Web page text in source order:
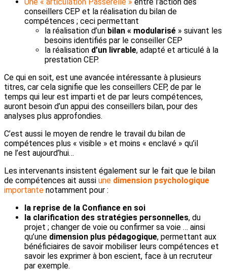
conseillers CEP et la réalisation du bilan de
compétences ; ceci permettant
la réalisation d’un bilan « modularisé » suivant les
besoins identifiés par le conseiller CEP
la réalisation d’un livrable, adapté et articulé à la
prestation CEP.
Ce qui en soit, est une avancée intéressante à plusieurs
titres, car cela signifie que les conseillers CEP, de par le
temps qui leur est imparti et de par leurs compétences,
auront besoin d’un appui des conseillers bilan, pour des
analyses plus approfondies.
C’est aussi le moyen de rendre le travail du bilan de
compétences plus « visible » et moins « enclavé » qu’il
ne l’est aujourd’hui…
Les intervenants insistent également sur le fait que le bilan
de compétences ait aussi une dimension psychologique
importante notamment pour :
la reprise de la Confiance en soi
la clarification des stratégies personnelles, du
projet ; changer de voie ou confirmer sa voie … ainsi
qu’une dimension plus pédagogique, permettant aux
bénéficiaires de savoir mobiliser leurs compétences et
savoir les exprimer à bon escient, face à un recruteur
par exemple.